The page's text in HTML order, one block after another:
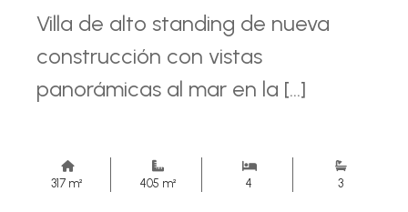
Villa de alto standing de nueva
construcción con vistas
panorámicas al mar en la [...]
317 m² 405 m² 4 3